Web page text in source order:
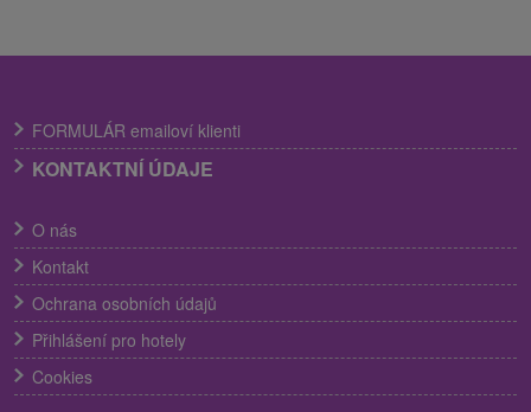
FORMULÁR emailoví klienti
KONTAKTNÍ ÚDAJE
O nás
Kontakt
Ochrana osobních údajů
Přihlášení pro hotely
Cookies